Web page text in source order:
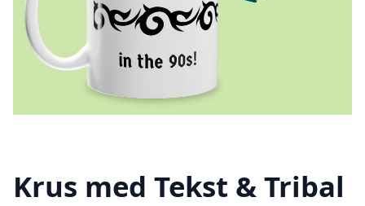
Krus med Tekst & Tribal